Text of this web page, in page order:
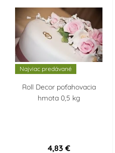
Najviac predávané
Roll Decor poťahovacia
hmota 0,5 kg
4,83 €